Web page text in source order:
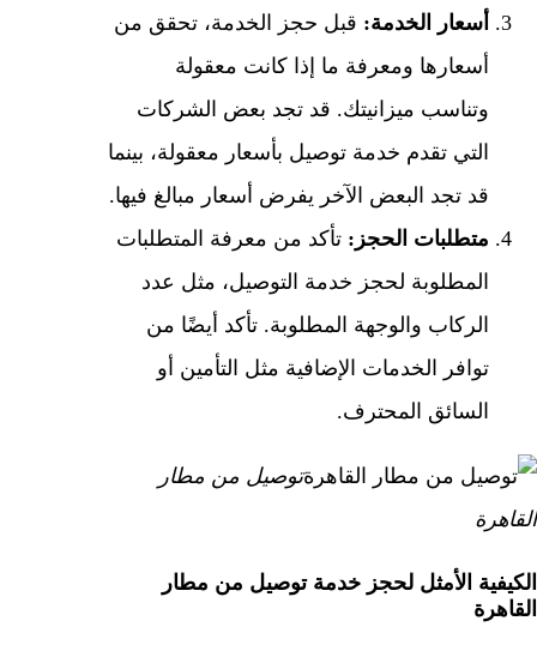
أسعار الخدمة: قبل حجز الخدمة، تحقق من
أسعارها ومعرفة ما إذا كانت معقولة
وتناسب ميزانيتك. قد تجد بعض الشركات
التي تقدم خدمة توصيل بأسعار معقولة، بينما
قد تجد البعض الآخر يفرض أسعار مبالغ فيها.
متطلبات الحجز: تأكد من معرفة المتطلبات
المطلوبة لحجز خدمة التوصيل، مثل عدد
الركاب والوجهة المطلوبة. تأكد أيضًا من
توافر الخدمات الإضافية مثل التأمين أو
السائق المحترف.
توصيل من مطار
القاهرة
الكيفية الأمثل لحجز خدمة توصيل من مطار
القاهرة